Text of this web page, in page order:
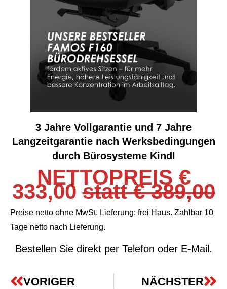
3 Jahre Vollgarantie und 7 Jahre
Langzeitgarantie nach Werksbedingungen
durch Bürosysteme Kindl
NETTOPREIS €
333,00statt € 389,00
Preise netto ohne MwSt. Lieferung: frei Haus. Zahlbar 10
Tage netto nach Lieferung.
Bestellen Sie direkt per Telefon oder E-Mail.
VORIGER NÄCHSTER